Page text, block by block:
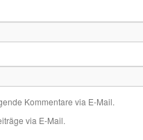
Kommentare via E-Mail.
via E-Mail.